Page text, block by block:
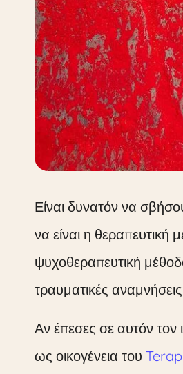
Είναι δυνατόν να
να είναι η θεραπευτική
ψυχοθεραπευτική
τραυματικές
Αν έπεσες σε αυτόν τον
ως οικογένεια του